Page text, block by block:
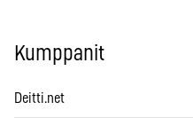
Kumppanit
Deitti.net